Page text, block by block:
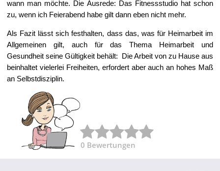
wann man möchte. Die Ausrede: Das Fitnessstudio hat schon
zu, wenn ich Feierabend habe gilt dann eben nicht mehr.
Als Fazit lässt sich festhalten, dass das, was für Heimarbeit im
Allgemeinen gilt, auch für das Thema Heimarbeit und
Gesundheit seine Gültigkeit behält: Die Arbeit von zu Hause aus
beinhaltet vielerlei Freiheiten, erfordert aber auch an hohes Maß
an Selbstdisziplin.
0 Bewertungen